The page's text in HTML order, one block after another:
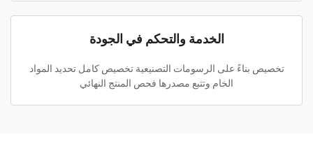
الخدمة والتحكم في الجودة
تخصيص بناءً على الرسومات التصنيعية تخصيص كامل تحديد المواد
الخام وتتبع مصدرها فحص المنتج النهائي